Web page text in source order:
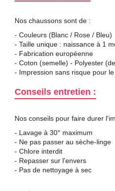
Nos chaussons sont de :
- Couleurs (Blanc / Rose / Bleu)
- Taille unique : naissance à 1
- Fabrication européenne
- Coton (semelle) - Polyester
- Impression sans risque pour
Conseils entretien :
Nos conseils pour faire durer
- Lavage à 30° maximum
- Ne pas passer au sèche-linge
- Chlore interdit
- Repasser sur l'envers
- Pas de nettoyage à sec